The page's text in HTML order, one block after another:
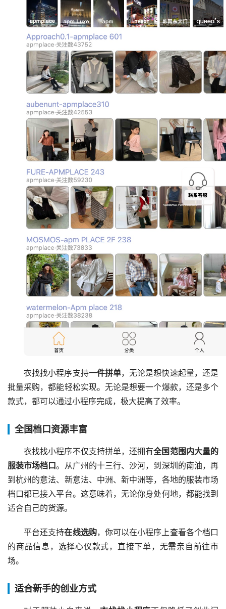
衣找找小程序支持一件拼单，无论是想快速起量，还是
批量采购，都能轻松实现。无论是想要一个爆款，还是多个
款式，都可以通过小程序完成，极大提高了效率。
全国档口资源丰富
衣找找小程序不仅支持拼单，还拥有全国范围内大量的
服装市场档口。从广州的十三行、沙河，到深圳的南油，再
到杭州的意法、新意法、中洲、新中洲等，各地的服装市场
档口都已接入平台。这意味着，无论你身处何地，都能找到
适合自己的货源。
平台还支持在线选购，你可以在小程序上查看各个档口
的商品信息，选择心仪款式，直接下单，无需亲自前往市
场。
适合新手的创业方式